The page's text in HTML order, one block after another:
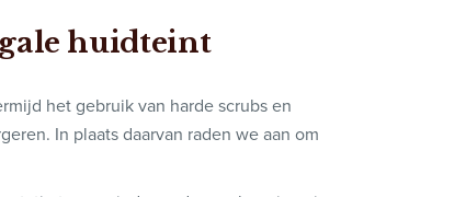
huidteint
het gebruik van harde scrubs en
In plaats daarvan raden we aan om